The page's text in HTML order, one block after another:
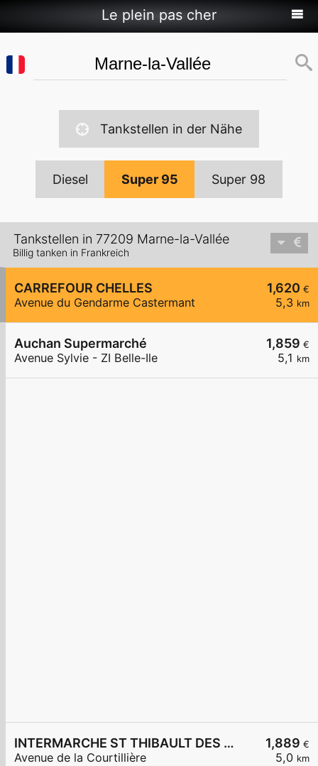
Le plein pas cher
Tankstellen in der Nähe
Diesel Super 95 Super 98
Tankstellen in 77209 Marne-la-Vallée
Billig tanken in Frankreich
1,620 €
5,3 km
CARREFOUR CHELLES
Avenue du Gendarme Castermant
1,859 €
5,1 km
Auchan Supermarché
Avenue Sylvie - ZI Belle-Ile
1,889 €
5,0 km
INTERMARCHE ST THIBAULT DES VIGNES
Avenue de la Courtillière